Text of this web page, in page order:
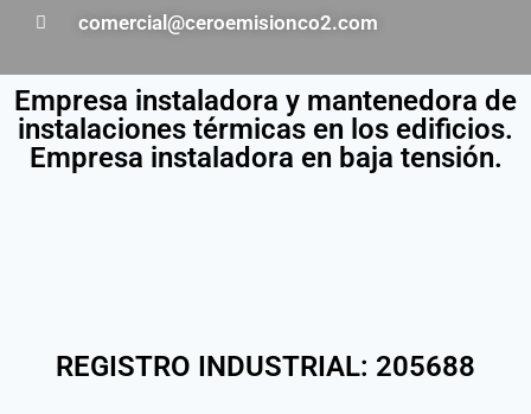
comercial@ceroemisionco2.com
Empresa instaladora y mantenedora de
instalaciones térmicas en los edificios.
Empresa instaladora en baja tensión.
REGISTRO INDUSTRIAL: 205688